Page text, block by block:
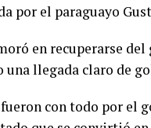
por el paraguayo
en recuperarse del
llegada claro de
con todo por el